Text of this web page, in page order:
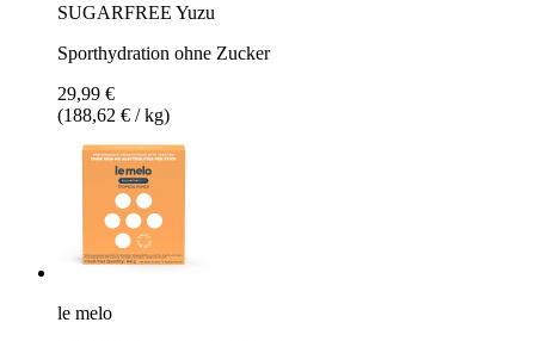
SUGARFREE Yuzu
Sporthydration ohne Zucker
29,99 €
(188,62 € / kg)
le melo